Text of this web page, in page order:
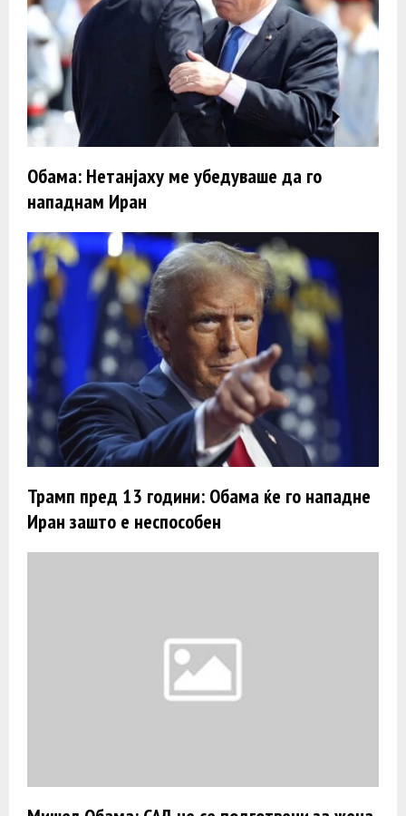
Обама: Нетанјаху ме убедуваше да го
нападнам Иран
Трамп пред 13 години: Обама ќе го нападне
Иран зашто е неспособен